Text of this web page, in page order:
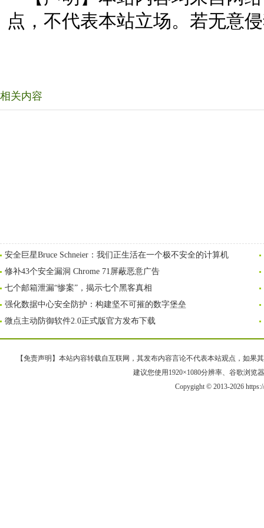
点，不代表本站立场。若无意
相关内容
安全巨星Bruce Schneier：我们正生活在一个极不安全的计算机
修补43个安全漏洞 Chrome 71屏蔽恶意广告
七个邮箱泄漏“惨案”，揭示七个黑客真相
强化数据中心安全防护：构建坚不可摧的数字堡垒
微点主动防御软件2.0正式版官方发布下载
【免责声明】本站内容转载自互联网，其发布内容言论不代表本站观点，如果
建议您使用1920×1080分辨率、谷歌浏览
Copygight © 2013-2026